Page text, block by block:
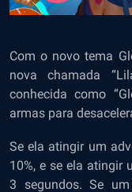
Com o novo tema
nova chamada
conhecida como
armas para
Se ela atingir um
10%, e se ela atingir
3 segundos. Se